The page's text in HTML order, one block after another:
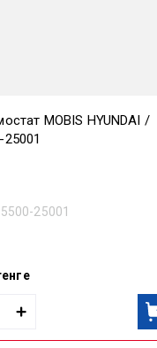
MOBIS HYUNDAI /
25001
25001